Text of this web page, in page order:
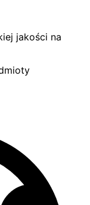
jakości na